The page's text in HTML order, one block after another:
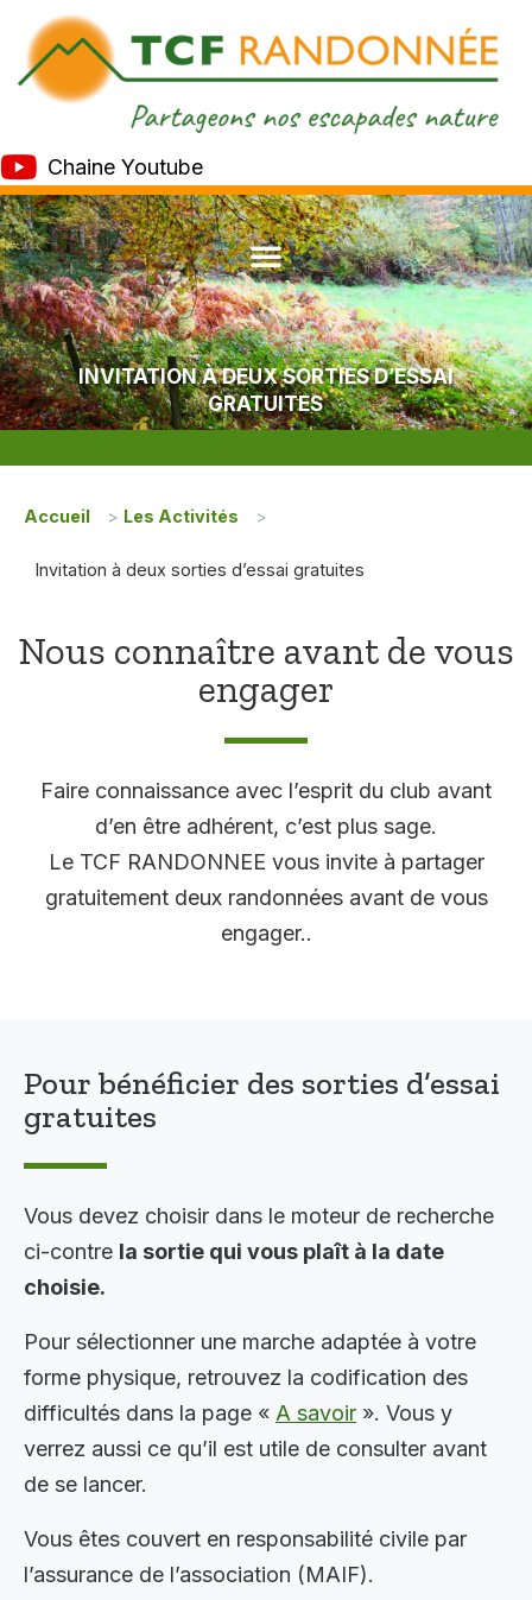
Chaine Youtube
INVITATION À DEUX SORTIES D’ESSAI
GRATUITES
Accueil > Les Activités >
Invitation à deux sorties d’essai gratuites
Nous connaître avant de vous
engager
Faire connaissance avec l’esprit du club avant
d’en être adhérent, c’est plus sage.
Le TCF RANDONNEE vous invite à partager
gratuitement deux randonnées avant de vous
engager..
Pour bénéficier des sorties d’essai
gratuites
Vous devez choisir dans le moteur de recherche
ci-contre la sortie qui vous plaît à la date
choisie.
Pour sélectionner une marche adaptée à votre
forme physique, retrouvez la codification des
difficultés dans la page « A savoir ». Vous y
verrez aussi ce qu’il est utile de consulter avant
de se lancer.
Vous êtes couvert en responsabilité civile par
l’assurance de l’association (MAIF).